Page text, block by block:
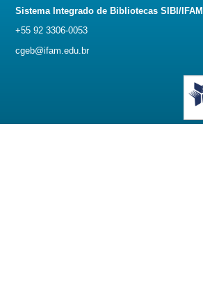
Sistema Integrado de Bibliotecas SIBI/IFAM
+55 92 3306-0053
cgeb@ifam.edu.br